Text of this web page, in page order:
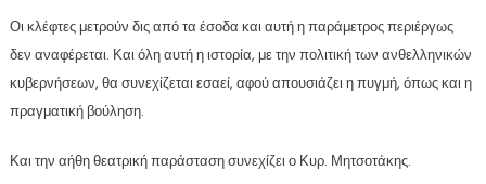
Οι κλέφτες μετρούν δις από τα έσοδα και αυτή η παράμετρος περιέργως
δεν αναφέρεται. Και όλη αυτή η ιστορία, με την πολιτική των ανθελληνικών
κυβερνήσεων, θα συνεχίζεται εσαεί, αφού απουσιάζει η πυγμή, όπως και η
πραγματική βούληση.
Και την αήθη θεατρική παράσταση συνεχίζει ο Κυρ. Μητσοτάκης.